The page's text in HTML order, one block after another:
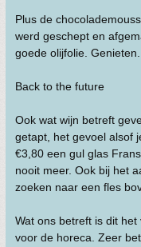
Plus de
werd geschept en
goede olijfolie. Genieten.
Back to the future
Ook wat wijn betreft
getapt, het gevoel alsof
€3,80 een gul glas
nooit meer. Ook bij het
zoeken naar een fles
Wat ons betreft is dit
voor de horeca. Zeer